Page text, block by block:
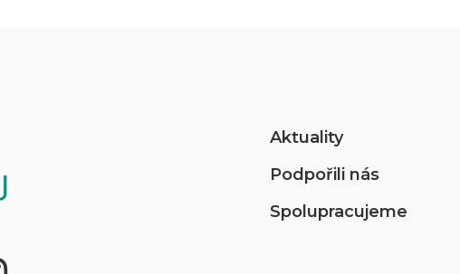
Aktuality
Podpořili nás
Spolupracujeme